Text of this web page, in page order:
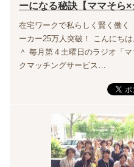
ーになる秘訣【ママそら
在宅ワークで私らしく賢く働
ーカー25万人突破！ こんにち
＾ 毎月第４土曜日のラジオ「
クマッチングサービス…